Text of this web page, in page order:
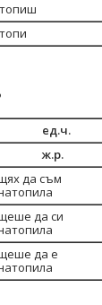
ед.ч.
ж.р.
да съм
да си
да е